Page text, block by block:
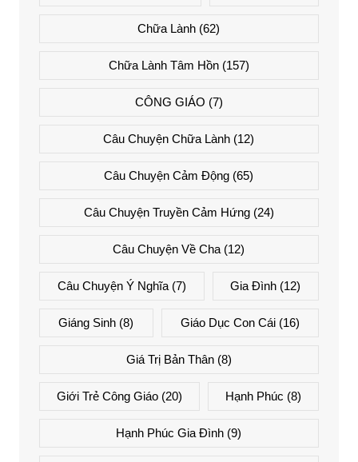
Chữa Lành (62)
Chữa Lành Tâm Hồn(157)
CÔNG GIÁO (7)
Câu Chuyện Chữa Lành (12)
Câu Chuyện Cảm Động (65)
Câu Chuyện Truyền Cảm Hứng(24)
Câu Chuyện Về Cha (12)
Câu Chuyện Ý Nghĩa(7) Gia Đình (12)
Giáng Sinh (8) Giáo Dục Con Cái(16)
Giá Trị Bản Thân(8)
Giới Trẻ Công Giáo(20) Hạnh Phúc (8)
Hạnh Phúc Gia Đình (9)